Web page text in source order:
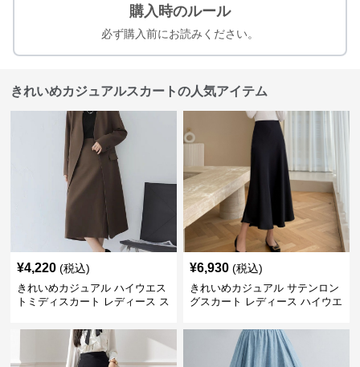
購入時のルール
必ず購入前にお読みください。
きれいめカジュアルスカートの人気アイテム
¥4,220 (税込)
きれいめカジュアル ハイウエス
トミディスカート レディース ス
勤 きれいめ
¥6,930 (税込)
きれいめカジュアル サテンロン
グスカート レディース ハイウエ
ルエット オールシーズン